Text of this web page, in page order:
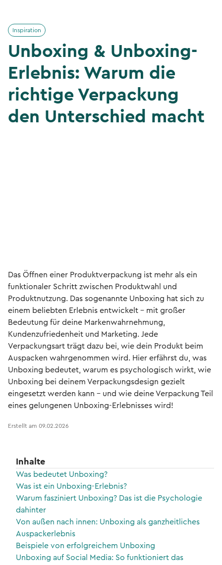
Inspiration
Unboxing & Unboxing-
Erlebnis: Warum die
richtige Verpackung
den Unterschied macht
Das Öffnen einer Produktverpackung ist mehr als ein
funktionaler Schritt zwischen Produktwahl und
Produktnutzung. Das sogenannte Unboxing hat sich zu
einem beliebten Erlebnis entwickelt – mit großer
Bedeutung für deine Markenwahrnehmung,
Kundenzufriedenheit und Marketing. Jede
Verpackungsart trägt dazu bei, wie dein Produkt beim
Auspacken wahrgenommen wird. Hier erfährst du, was
Unboxing bedeutet, warum es psychologisch wirkt, wie
Unboxing bei deinem Verpackungsdesign gezielt
eingesetzt werden kann – und wie deine Verpackung Teil
eines gelungenen Unboxing-Erlebnisses wird!
Erstellt am 09.02.2026
Inhalte
Was bedeutet Unboxing?
Was ist ein Unboxing-Erlebnis?
Warum fasziniert Unboxing? Das ist die Psychologie
dahinter
Von außen nach innen: Unboxing als ganzheitliches
Auspackerlebnis
Beispiele von erfolgreichem Unboxing
Unboxing auf Social Media: So funktioniert das